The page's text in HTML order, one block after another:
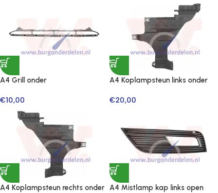
A4 Grill onder
€10,00
A4 Koplampsteun links onder
€20,00
A4 Koplampsteun rechts onder A4 Mistlamp kap links open